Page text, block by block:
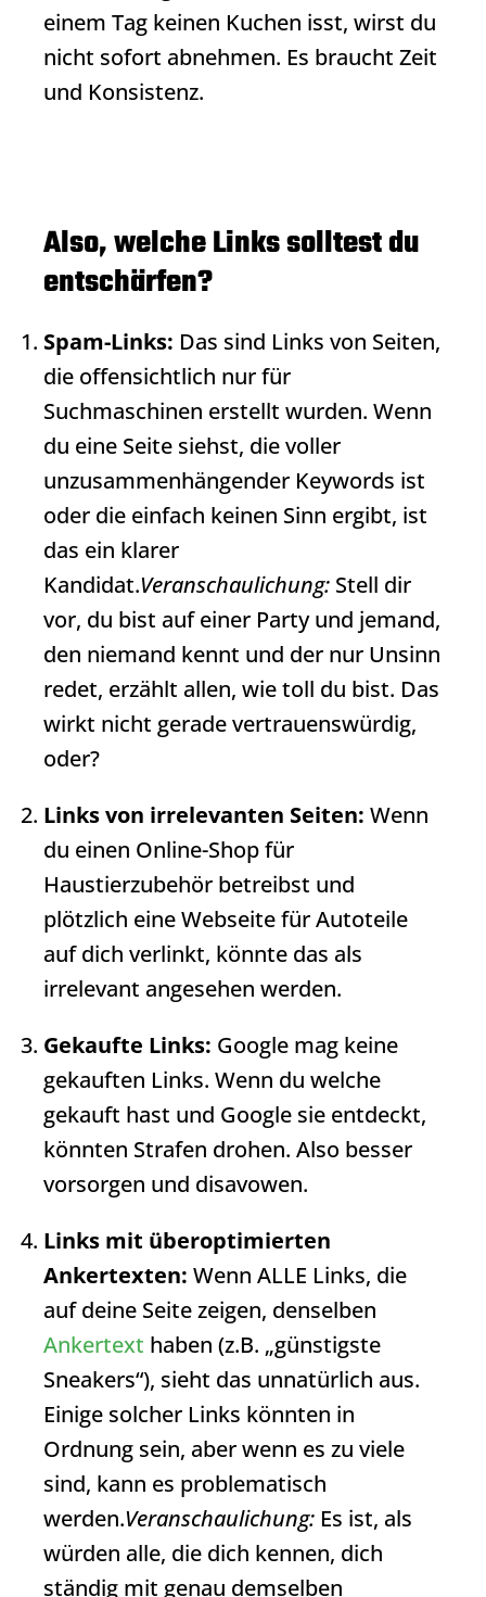
einem Tag keinen Kuchen isst, wirst du
nicht sofort abnehmen. Es braucht Zeit
und Konsistenz.
Also, welche Links solltest du
entschärfen?
Spam-Links: Das sind Links von Seiten,
die offensichtlich nur für
Suchmaschinen erstellt wurden. Wenn
du eine Seite siehst, die voller
unzusammenhängender Keywords ist
oder die einfach keinen Sinn ergibt, ist
das ein klarer
Kandidat.Veranschaulichung: Stell dir
vor, du bist auf einer Party und jemand,
den niemand kennt und der nur Unsinn
redet, erzählt allen, wie toll du bist. Das
wirkt nicht gerade vertrauenswürdig,
oder?
Links von irrelevanten Seiten: Wenn
du einen Online-Shop für
Haustierzubehör betreibst und
plötzlich eine Webseite für Autoteile
auf dich verlinkt, könnte das als
irrelevant angesehen werden.
Gekaufte Links: Google mag keine
gekauften Links. Wenn du welche
gekauft hast und Google sie entdeckt,
könnten Strafen drohen. Also besser
vorsorgen und disavowen.
Links mit überoptimierten
Ankertexten: Wenn ALLE Links, die
auf deine Seite zeigen, denselben
Ankertext haben (z.B. „günstigste
Sneakers“), sieht das unnatürlich aus.
Einige solcher Links könnten in
Ordnung sein, aber wenn es zu viele
sind, kann es problematisch
werden.Veranschaulichung: Es ist, als
würden alle, die dich kennen, dich
ständig mit genau demselben